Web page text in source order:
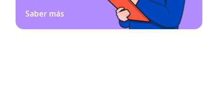
Saber más